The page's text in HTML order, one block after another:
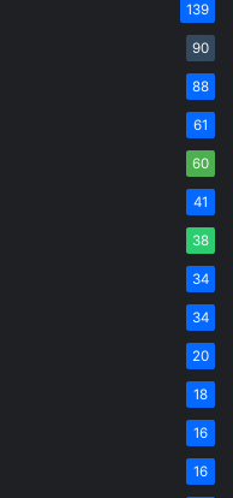
139
90
88
61
60
41
38
34
34
20
18
16
16